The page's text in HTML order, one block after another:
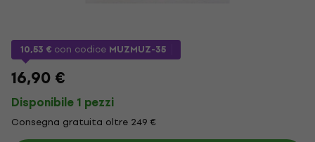
10,53 € con codice MUZMUZ-35
16,90 €
Disponibile 1 pezzi
Consegna gratuita oltre 249 €